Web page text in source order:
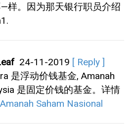
样。因为那天银行职员介绍
24-11-2019
[ Reply ]
是浮动价钱基金, Amanah
是固定价钱的基金。详情
Amanah Saham Nasional